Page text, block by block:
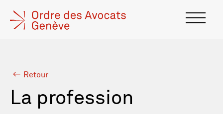
Retour
La profession